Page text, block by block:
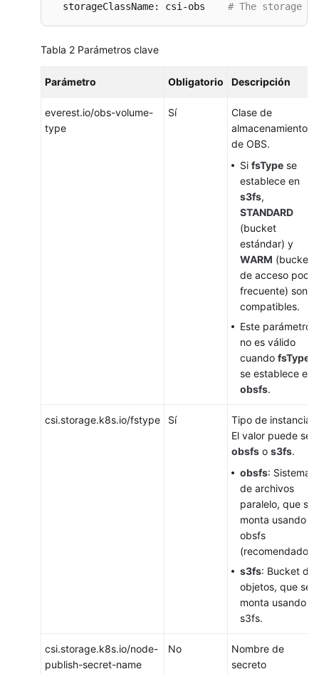
  storageClassName: csi-obs
# The storage
Tabla 2 Parámetros clave
Parámetro Obligatorio Descripción
everest.io/obs-volume-
type
Sí
Clase de
almacenamiento
de OBS.
Si fsType se
establece en
s3fs,
STANDARD
(bucket
estándar) y
WARM (bucket
de acceso poco
frecuente) son
compatibles.
Este parámetro
no es válido
cuando fsType
se establece en
obsfs.
csi.storage.k8s.io/fstype Sí
Tipo de instancia.
El valor puede ser
obsfs o s3fs.
obsfs: Sistema
de archivos
paralelo, que se
monta usando
obsfs
(recomendado).
s3fs: Bucket de
objetos, que se
monta usando
s3fs.
csi.storage.k8s.io/node-
publish-secret-name
No
Nombre de
secreto